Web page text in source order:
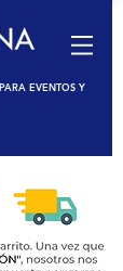
EVENTOS Y